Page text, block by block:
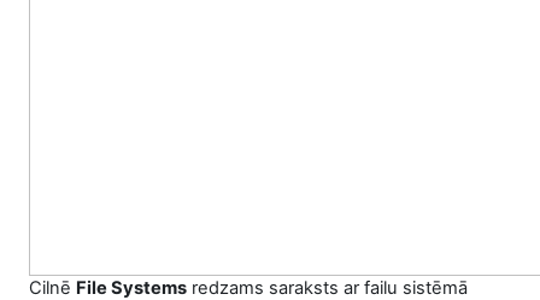
Cilnē File Systems redzams saraksts ar failu sistēmā